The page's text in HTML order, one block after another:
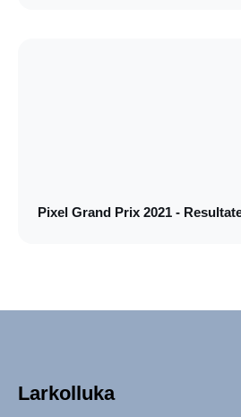
Pixel Grand Prix 2021 -
Larkolluka